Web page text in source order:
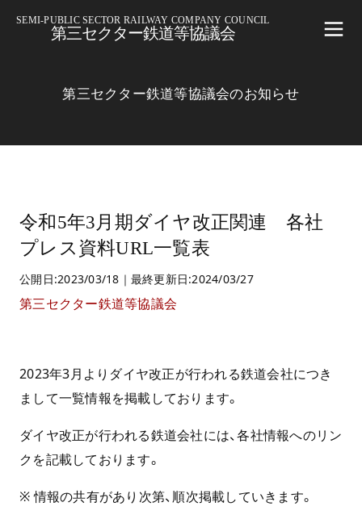
SEMI-PUBLIC SECTOR RAILWAY COMPANY COUNCIL
第三セクター鉄道等協議会
第三セクター鉄道等協議会のお知らせ
令和5年3月期ダイヤ改正関連 各社
プレス資料URL一覧表
公開日:2023/03/18｜最終更新日:2024/03/27
第三セクター鉄道等協議会
2023年3月よりダイヤ改正が行われる鉄道会社につき
まして一覧情報を掲載しております。
ダイヤ改正が行われる鉄道会社には、各社情報へのリン
クを記載しております。
※ 情報の共有があり次第、順次掲載していきます。